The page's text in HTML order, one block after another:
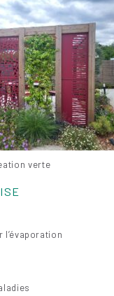
verte
l’évaporation